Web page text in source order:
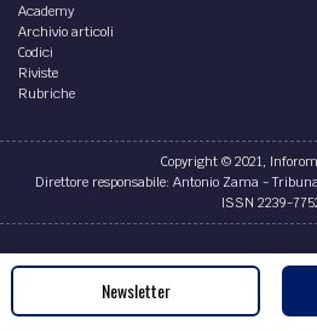
Academy
Archivio articoli
Codici
Riviste
Rubriche
Copyright © 2021,
Direttore responsabile: Antonio Zama -
ISSN 2239-
Credits
Newsletter